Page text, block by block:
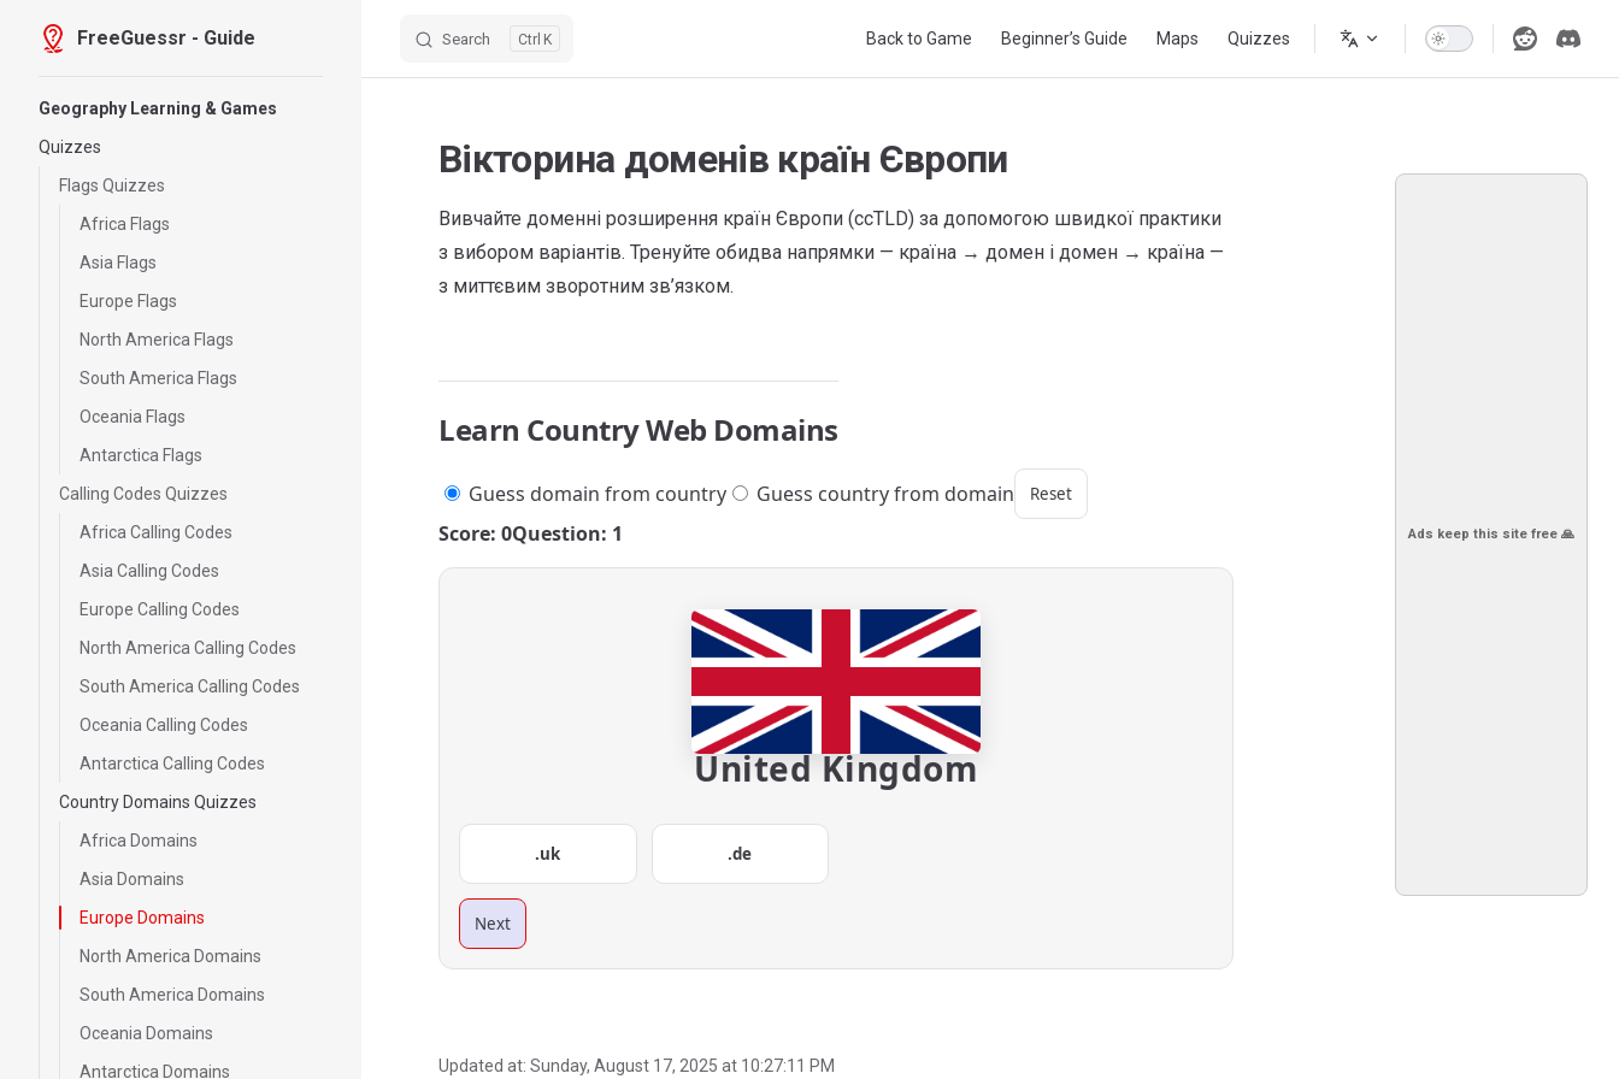
Skip to content
FreeGuessr - Guide Search K Back to Game Beginner’s Guide Maps Quizzes
Geography Learning & Games
Quizzes
Flags Quizzes
Africa Flags
Asia Flags
Europe Flags
North America Flags
South America Flags
Oceania Flags
Antarctica Flags
Calling Codes Quizzes
Africa Calling Codes
Asia Calling Codes
Europe Calling Codes
North America Calling Codes
South America Calling Codes
Oceania Calling Codes
Antarctica Calling Codes
Country Domains Quizzes
Africa Domains
Asia Domains
Europe Domains
North America Domains
South America Domains
Oceania Domains
Antarctica Domains
Ads keep this site free 🙏
Вікторина доменів країн Європи
Вивчайте доменні розширення країн Європи (ccTLD) за допомогою швидкої практики
з вибором варіантів. Тренуйте обидва напрямки — країна → домен і домен → країна —
з миттєвим зворотним зв’язком.
Learn Country Web Domains
Guess domain from country Guess country from domain Reset
Score: 0Question: 1
United Kingdom
.uk .de
Next
Updated at: Sunday, August 17, 2025 at 10:27:11 PM